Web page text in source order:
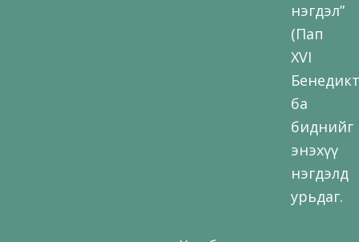
нэгдэл”
(Пап
XVI
ба
биднийг
энэхүү
нэгдэлд
урьдаг.